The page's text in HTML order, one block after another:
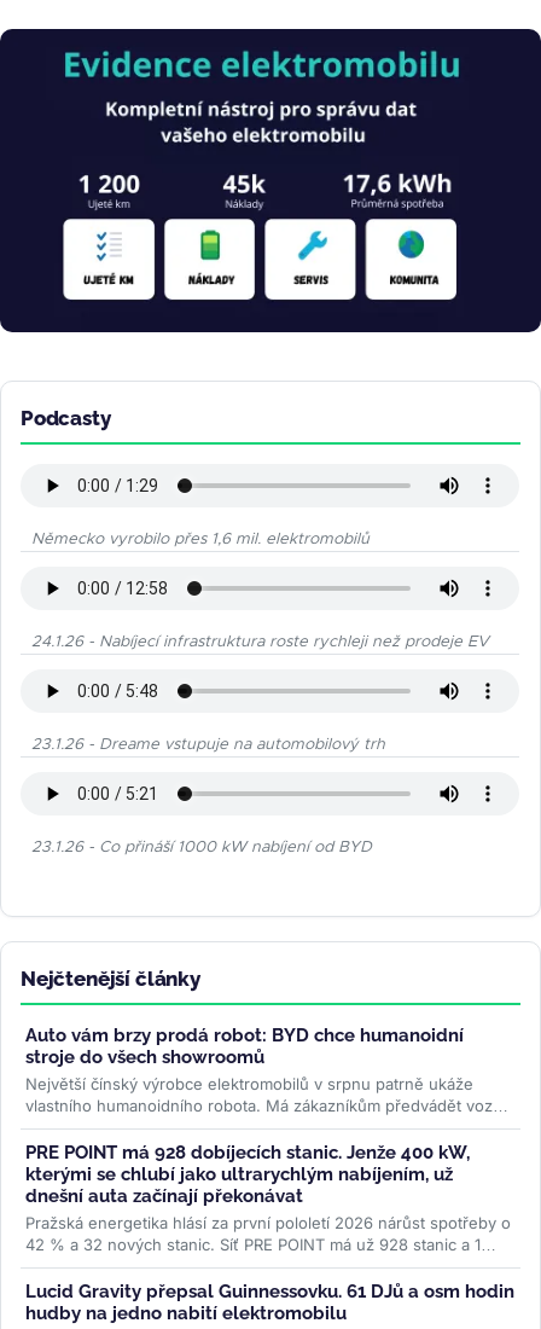
Obrázek
Podcasty
Německo vyrobilo přes 1,6 mil. elektromobilů
24.1.26 - Nabíjecí infrastruktura roste rychleji než prodeje EV
23.1.26 - Dreame vstupuje na automobilový trh
23.1.26 - Co přináší 1000 kW nabíjení od BYD
Nejčtenější články
Auto vám brzy prodá robot: BYD chce humanoidní
stroje do všech showroomů
Největší čínský výrobce elektromobilů v srpnu patrně ukáže
vlastního humanoidního robota. Má zákazníkům předvádět vozy,
oživovat...>>
PRE POINT má 928 dobíjecích stanic. Jenže 400 kW,
kterými se chlubí jako ultrarychlým nabíjením, už
dnešní auta začínají překonávat
Pražská energetika hlásí za první pololetí 2026 nárůst spotřeby o
42 % a 32 nových stanic. Síť PRE POINT má už 928 stanic a 1
468...>>
Lucid Gravity přepsal Guinnessovku. 61 DJů a osm hodin
hudby na jedno nabití elektromobilu